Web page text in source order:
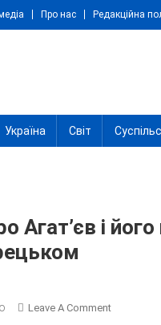
Про нас Редакційна
Україна Світ
Агат’єв і
Leave A CommentOn